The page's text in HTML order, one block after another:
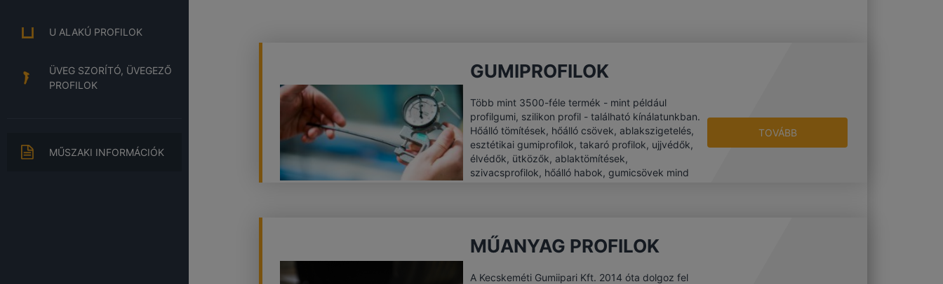
U ALAKÚ PROFILOK
ÜVEG SZORÍTÓ, ÜVEGEZŐ
PROFILOK
MŰSZAKI INFORMÁCIÓK
GUMIPROFILOK
Több mint 3500-féle termék - mint például
profilgumi, szilikon profil - található kínálatunkban.
Hőálló tömítések, hőálló csövek, ablakszigetelés,
esztétikai gumiprofilok, takaró profilok, ujjvédők,
élvédők, ütközők, ablaktömítések,
szivacsprofilok, hőálló habok, gumicsövek mind
TOVÁBB
MŰANYAG PROFILOK
A Kecskeméti Gumiipari Kft. 2014 óta dolgoz fel